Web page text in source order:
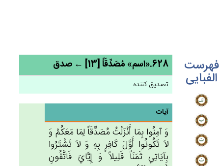
فهرست
الفبایی
628.«اسم» مُصَدِّقَاً [13] ← صدق
تصدیق کننده
آیات
وَ آمِنُوا بِمَا أَنْزَلْت‌ُ مُصَدِّقَاً لِمَا مَعَكُم‌ْ وَ
لاَ تَكُونُوا أَوَّل‌َ كَافِرٍ بِه‌ِ وَ لاَ تَشْتَرُوا
بِآيَاتِي‌ ثَمَنَاً قَلِيلاً وَ إِيَّاي‌َ فَاتَّقُون‌ِ